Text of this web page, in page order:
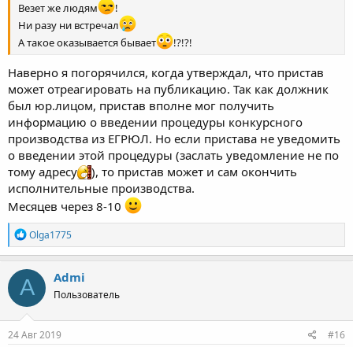
Везет же людям
!
Ни разу ни встречал
А такое оказывается бывает
!?!?!
Наверно я погорячился, когда утверждал, что пристав
может отреагировать на публикацию. Так как должник
был юр.лицом, пристав вполне мог получить
информацию о введении процедуры конкурсного
производства из ЕГРЮЛ. Но если пристава не уведомить
о введении этой процедуры (заслать уведомление не по
тому адресу
), то пристав может и сам окончить
исполнительные производства.
Месяцев через 8-10
Р
е
а
к
ц
и
и
:
Olga1775
A Admi
Пользователь
24 Авг 2019 #16